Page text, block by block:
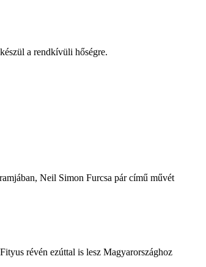
a rendkívüli hőségre.
Neil Simon Furcsa pár című művét
révén ezúttal is lesz Magyarországhoz